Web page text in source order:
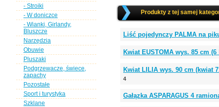
- Stroiki
- W doniczce
- Wianki, Girlandy,
Bluszcze
Narzędzia
Obuwie
Pluszaki
Podgrzewacze, świece,
zapachy
Pozostałe
Sport i turystyka
Szklane
Produkty z tej samej
Liść pojedynczy PALMA na
Kwiat EUSTOMA wys. 85 cm
Kwiat LILIA wys. 90 cm (kwiat
4
Gałązka ASPARAGUS 4